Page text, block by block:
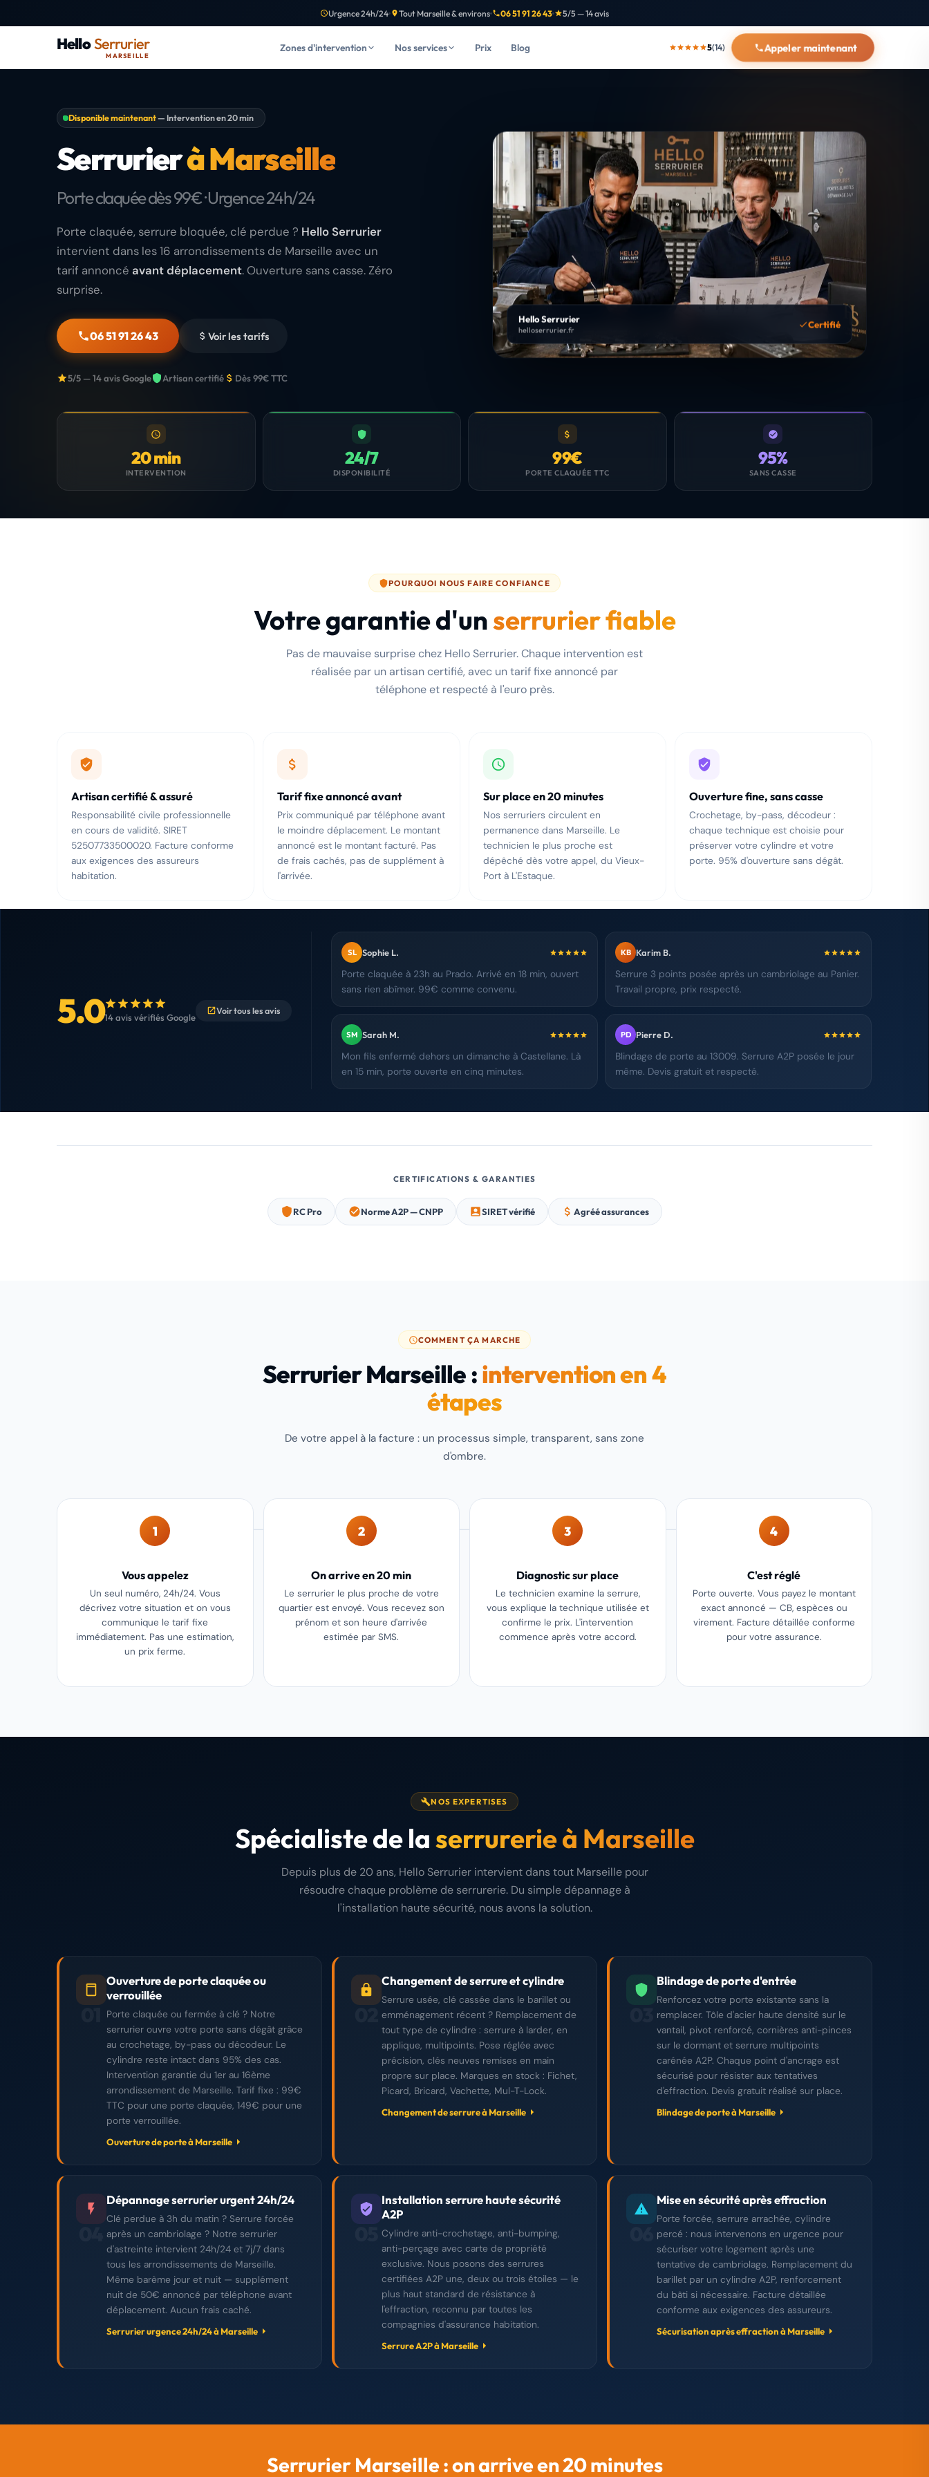
Urgence 24h/24 Tout Marseille & environs 06 51 91 26 43 5/5 — 14 avis
HelloSerrurier
MARSEILLE
Zones d'intervention Nos services Prix Blog 5(14) Appeler maintenant
Disponible maintenant— Intervention en 20 min
Serrurierà Marseille
Porte claquée dès 99€ · Urgence 24h/24
Porte claquée, serrure bloquée, clé perdue ? Hello Serrurier
intervient dans les 16 arrondissements de Marseille avec un
tarif annoncé avant déplacement. Ouverture sans casse. Zéro
surprise.
06 51 91 26 43 Voir les tarifs
5/5 — 14 avis Google Artisan certifié Dès 99€ TTC
Hello Serrurier
helloserrurier.fr
Certifié
20 min
INTERVENTION
24/7
DISPONIBILITÉ
99€
PORTE CLAQUÉE TTC
95%
SANS CASSE
POURQUOI NOUS FAIRE CONFIANCE
Votre garantie d'unserrurier fiable
Pas de mauvaise surprise chez Hello Serrurier. Chaque intervention est
réalisée par un artisan certifié, avec un tarif fixe annoncé par
téléphone et respecté à l'euro près.
Artisan certifié & assuré
Responsabilité civile professionnelle
en cours de validité. SIRET
52507733500020. Facture conforme
aux exigences des assureurs
habitation.
Tarif fixe annoncé avant
Prix communiqué par téléphone avant
le moindre déplacement. Le montant
annoncé est le montant facturé. Pas
de frais cachés, pas de supplément à
l'arrivée.
Sur place en 20 minutes
Nos serruriers circulent en
permanence dans Marseille. Le
technicien le plus proche est
dépêché dès votre appel, du Vieux-
Port à L'Estaque.
Ouverture fine, sans casse
Crochetage, by-pass, décodeur :
chaque technique est choisie pour
préserver votre cylindre et votre
porte. 95% d'ouverture sans dégât.
5.014 avis vérifiés Google
Voir tous les avis
SL Sophie L.
Porte claquée à 23h au Prado. Arrivé en 18 min, ouvert
sans rien abîmer. 99€ comme convenu.
KB Karim B.
Serrure 3 points posée après un cambriolage au Panier.
Travail propre, prix respecté.
SM Sarah M.
Mon fils enfermé dehors un dimanche à Castellane. Là
en 15 min, porte ouverte en cinq minutes.
PD Pierre D.
Blindage de porte au 13009. Serrure A2P posée le jour
même. Devis gratuit et respecté.
CERTIFICATIONS & GARANTIES
RC Pro Norme A2P — CNPP SIRET vérifié Agréé assurances
COMMENT ÇA MARCHE
Serrurier Marseille :intervention en 4
étapes
De votre appel à la facture : un processus simple, transparent, sans zone
d'ombre.
1
Vous appelez
Un seul numéro, 24h/24. Vous
décrivez votre situation et on vous
communique le tarif fixe
immédiatement. Pas une estimation,
un prix ferme.
2
On arrive en 20 min
Le serrurier le plus proche de votre
quartier est envoyé. Vous recevez son
prénom et son heure d'arrivée
estimée par SMS.
3
Diagnostic sur place
Le technicien examine la serrure,
vous explique la technique utilisée et
confirme le prix. L'intervention
commence après votre accord.
4
C'est réglé
Porte ouverte. Vous payez le montant
exact annoncé — CB, espèces ou
virement. Facture détaillée conforme
pour votre assurance.
NOS EXPERTISES
Spécialiste de laserrurerie à Marseille
Depuis plus de 20 ans, Hello Serrurier intervient dans tout Marseille pour
résoudre chaque problème de serrurerie. Du simple dépannage à
l'installation haute sécurité, nous avons la solution.
Ouverture de porte claquée ou
verrouillée
Porte claquée ou fermée à clé ? Notre
serrurier ouvre votre porte sans dégât grâce
au crochetage, by-pass ou décodeur. Le
cylindre reste intact dans 95% des cas.
Intervention garantie du 1er au 16ème
arrondissement de Marseille. Tarif fixe : 99€
TTC pour une porte claquée, 149€ pour une
porte verrouillée.
Ouverture de porte à Marseille
Changement de serrure et cylindre
Serrure usée, clé cassée dans le barillet ou
emménagement récent ? Remplacement de
tout type de cylindre : serrure à larder, en
applique, multipoints. Pose réglée avec
précision, clés neuves remises en main
propre sur place. Marques en stock : Fichet,
Picard, Bricard, Vachette, Mul-T-Lock.
Changement de serrure à Marseille
Blindage de porte d'entrée
Renforcez votre porte existante sans la
remplacer. Tôle d'acier haute densité sur le
vantail, pivot renforcé, cornières anti-pinces
sur le dormant et serrure multipoints
carénée A2P. Chaque point d'ancrage est
sécurisé pour résister aux tentatives
d'effraction. Devis gratuit réalisé sur place.
Blindage de porte à Marseille
Dépannage serrurier urgent 24h/24
Clé perdue à 3h du matin ? Serrure forcée
après un cambriolage ? Notre serrurier
d'astreinte intervient 24h/24 et 7j/7 dans
tous les arrondissements de Marseille.
Même barème jour et nuit — supplément
nuit de 50€ annoncé par téléphone avant
déplacement. Aucun frais caché.
Serrurier urgence 24h/24 à Marseille
Installation serrure haute sécurité
A2P
Cylindre anti-crochetage, anti-bumping,
anti-perçage avec carte de propriété
exclusive. Nous posons des serrures
certifiées A2P une, deux ou trois étoiles — le
plus haut standard de résistance à
l'effraction, reconnu par toutes les
compagnies d'assurance habitation.
Serrure A2P à Marseille
Mise en sécurité après effraction
Porte forcée, serrure arrachée, cylindre
percé : nous intervenons en urgence pour
sécuriser votre logement après une
tentative de cambriolage. Remplacement du
barillet par un cylindre A2P, renforcement
du bâti si nécessaire. Facture détaillée
conforme aux exigences des assureurs.
Sécurisation après effraction à Marseille
Serrurier Marseille : on arrive en 20 minutes